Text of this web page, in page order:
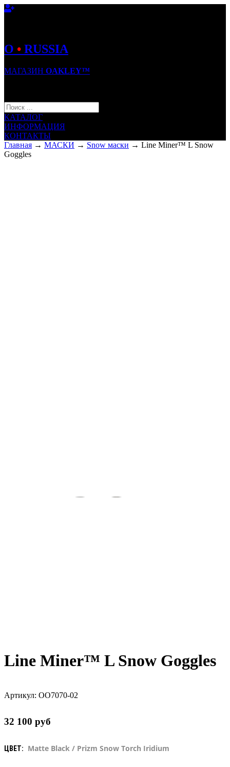
O • RUSSIA
МАГАЗИН OAKLEY™
КАТАЛОГ
ИНФОРМАЦИЯ
КОНТАКТЫ
Главная → МАСКИ → Snow маски → Line Miner™ L Snow
Goggles
Line Miner™ L Snow Goggles
Артикул: OO7070-02
32 100 руб
ЦВЕТ: Matte Black / Prizm Snow Torch Iridium